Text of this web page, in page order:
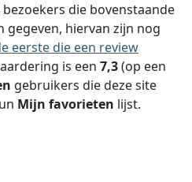
bezoekers die bovenstaande
gegeven, hiervan zijn nog
eerste die een review
is een 7,3(op een
gebruikers die deze site
Mijn favorieten lijst.